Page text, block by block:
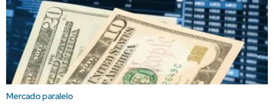
Mercado paralelo